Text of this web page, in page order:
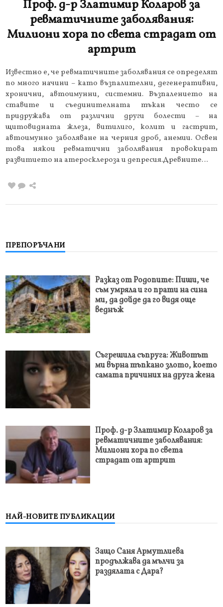
Проф. д-р Златимир Коларов за
ревматичните заболявания:
Милиони хора по света страдат от
артрит
Известно е, че ревматичните заболявания се определят
по много начини – като възпалителни, дегенеративни,
хронични, автоимунни, системни. Възпалението на
ставите и съединителната тъкан често се
придружава от различни други болести – на
щитовидната жлеза, витилиго, колит и гастрит,
автоимунно заболяване на черния дроб, анемии. Освен
това някои ревматични заболявания провокират
развитието на атеросклероза и депресия.Древните…
ПРЕПОРЪЧАНИ
Разказ от Родопите: Пиши, че
съм умряла и го прати на сина
ми, да дойде да го видя още
веднъж
Съгрешила съпруга: Животът
ми върна тъпкано злото, което
самата причиних на друга жена
Проф. д-р Златимир Коларов за
ревматичните заболявания:
Милиони хора по света
страдат от артрит
НАЙ-НОВИТЕ ПУБЛИКАЦИИ
Защо Саня Армутлиева
продължава да мълчи за
раздялата с Дара?